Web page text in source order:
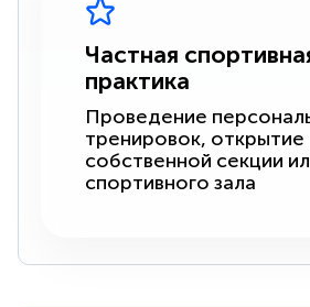
Частная
практика
Проведение
тренировок, открытие
собственной секции
спортивного зала